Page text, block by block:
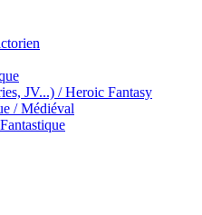
JV...) / Heroic Fantasy
/ Médiéval